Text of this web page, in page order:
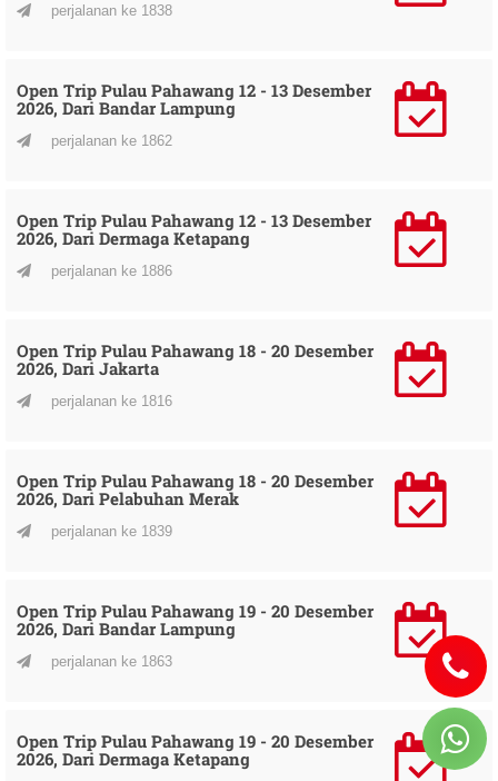
perjalanan ke 1838
Open Trip Pulau Pahawang 12 - 13 Desember
2026, Dari Bandar Lampung
perjalanan ke 1862
Open Trip Pulau Pahawang 12 - 13 Desember
2026, Dari Dermaga Ketapang
perjalanan ke 1886
Open Trip Pulau Pahawang 18 - 20 Desember
2026, Dari Jakarta
perjalanan ke 1816
Open Trip Pulau Pahawang 18 - 20 Desember
2026, Dari Pelabuhan Merak
perjalanan ke 1839
Open Trip Pulau Pahawang 19 - 20 Desember
2026, Dari Bandar Lampung
perjalanan ke 1863
Open Trip Pulau Pahawang 19 - 20 Desember
2026, Dari Dermaga Ketapang